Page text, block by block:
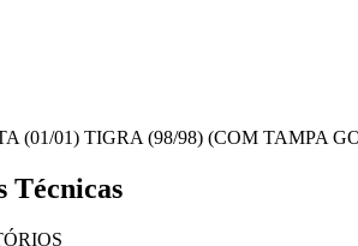
(01/01) TIGRA (98/98) (COM TAMPA
Técnicas